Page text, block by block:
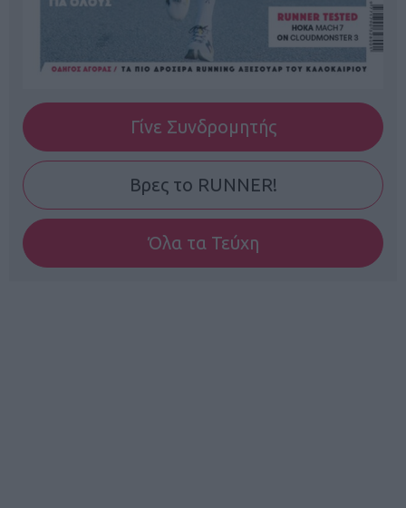
Γίνε Συνδρομητής
Βρες το RUNNER!
Όλα τα Τεύχη